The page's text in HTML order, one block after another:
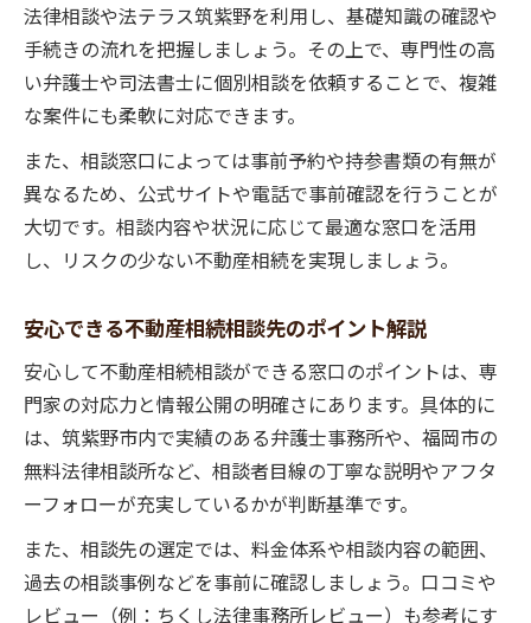
法律相談や法テラス筑紫野を利用し、基礎知識の確認や
手続きの流れを把握しましょう。その上で、専門性の高
い弁護士や司法書士に個別相談を依頼することで、複雑
な案件にも柔軟に対応できます。
また、相談窓口によっては事前予約や持参書類の有無が
異なるため、公式サイトや電話で事前確認を行うことが
大切です。相談内容や状況に応じて最適な窓口を活用
し、リスクの少ない不動産相続を実現しましょう。
安心できる不動産相続相談先のポイント解説
安心して不動産相続相談ができる窓口のポイントは、専
門家の対応力と情報公開の明確さにあります。具体的に
は、筑紫野市内で実績のある弁護士事務所や、福岡市の
無料法律相談所など、相談者目線の丁寧な説明やアフタ
ーフォローが充実しているかが判断基準です。
また、相談先の選定では、料金体系や相談内容の範囲、
過去の相談事例などを事前に確認しましょう。口コミや
レビュー（例：ちくし法律事務所レビュー）も参考にす